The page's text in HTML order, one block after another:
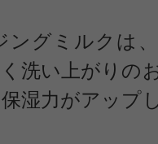
ングミルクは
洗い上がりの
湿力がアップ